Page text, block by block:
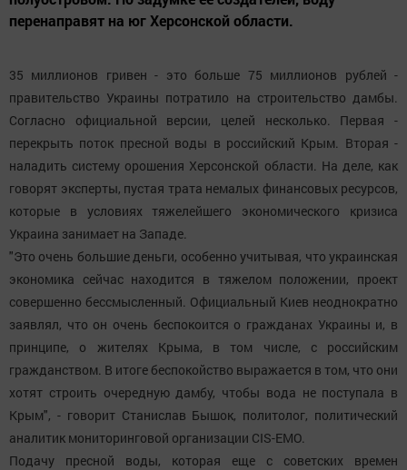
перенаправят на юг Херсонской области.
35 миллионов гривен - это больше 75 миллионов рублей -
правительство Украины потратило на строительство дамбы.
Согласно официальной версии, целей несколько. Первая -
перекрыть поток пресной воды в российский Крым. Вторая -
наладить систему орошения Херсонской области. На деле, как
говорят эксперты, пустая трата немалых финансовых ресурсов,
которые в условиях тяжелейшего экономического кризиса
Украина занимает на Западе.
"Это очень большие деньги, особенно учитывая, что украинская
экономика сейчас находится в тяжелом положении, проект
совершенно бессмысленный. Официальный Киев неоднократно
заявлял, что он очень беспокоится о гражданах Украины и, в
принципе, о жителях Крыма, в том числе, с российским
гражданством. В итоге беспокойство выражается в том, что они
хотят строить очередную дамбу, чтобы вода не поступала в
Крым", - говорит Станислав Бышок, политолог, политический
аналитик мониторинговой организации CIS-EMO.
Подачу пресной воды, которая еще с советских времен